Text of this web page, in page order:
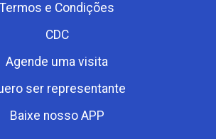
Termos e Condições
CDC
Agende uma visita
ser representante
Baixe nosso APP